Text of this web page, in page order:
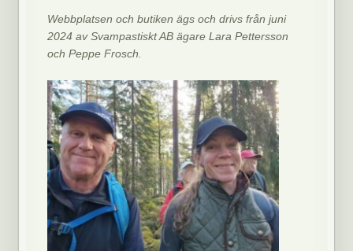
Webbplatsen och butiken ägs och drivs från juni
2024 av Svampastiskt AB ägare Lara Pettersson
och Peppe Frosch.